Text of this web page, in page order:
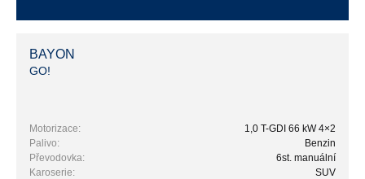
BAYON
GO!
Motorizace:
1,0 T-GDI 66 kW 4×2
Palivo:
Benzin
Převodovka:
6st. manuální
Karoserie:
SUV